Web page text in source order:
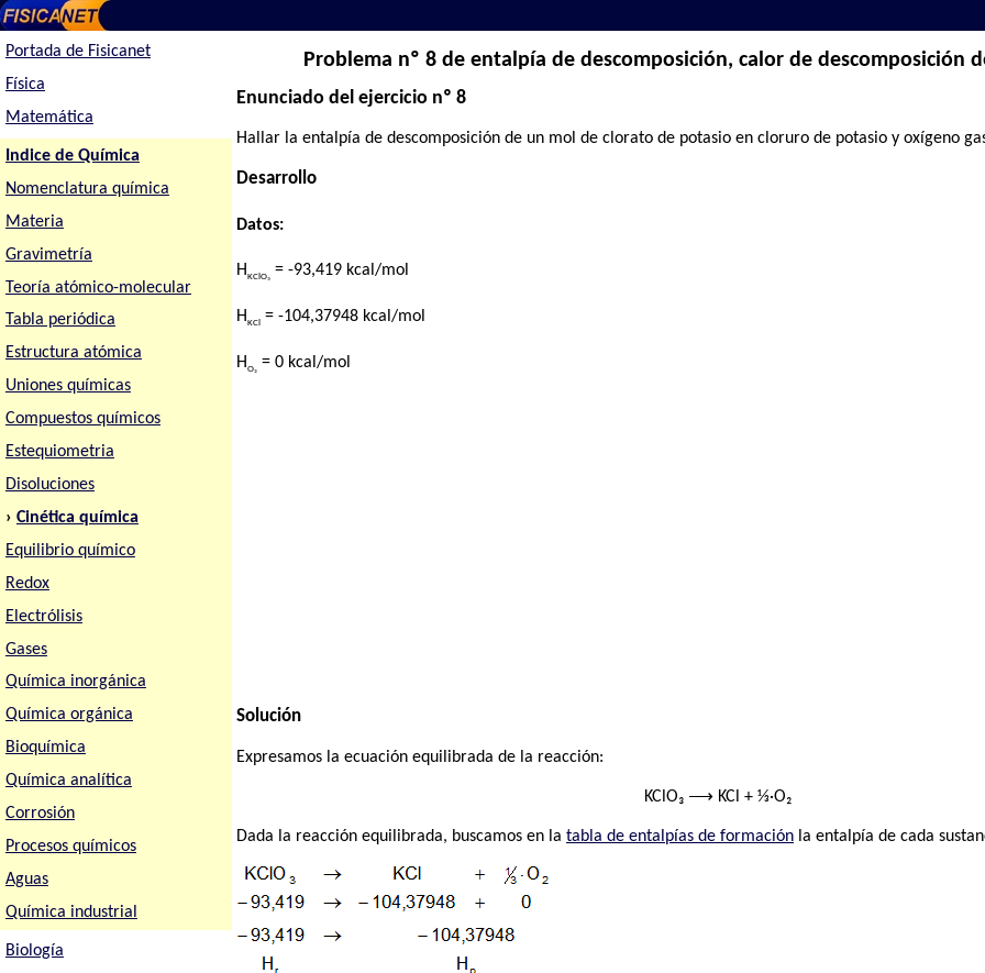
Portada de Fisicanet
Física
Matemática
Indice de Química
Nomenclatura química
Materia
Gravimetría
Teoría atómico-molecular
Tabla periódica
Estructura atómica
Uniones químicas
Compuestos químicos
Estequiometria
Disoluciones
› Cinética química
Equilibrio químico
Redox
Electrólisis
Gases
Química inorgánica
Química orgánica
Bioquímica
Química analítica
Corrosión
Procesos químicos
Aguas
Química industrial
Biología
Problema nº 8 de entalpía de descomposición, calor de descomposición
Enunciado del ejercicio nº 8
Hallar la entalpía de descomposición de un mol de clorato de potasio en cloruro de potasio y oxígeno
Desarrollo
Datos:
HKClO₃ = -93,419 kcal/mol
HKCl = -104,37948 kcal/mol
HO₂ = 0 kcal/mol
Solución
Expresamos la ecuación equilibrada de la reacción:
KClO₃ ⟶ KCl + ⅓·O₂
Dada la reacción equilibrada, buscamos en latabla de entalpías de formación la entalpía de cada